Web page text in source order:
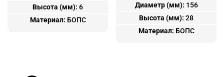
Высота (мм): 6
Материал: БОПС
Диаметр (мм): 156
Высота (мм): 28
Материал: БОПС